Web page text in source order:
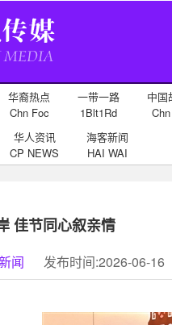
华裔热点
Chn Foc
一带一路
1Blt1Rd
中国
华人资讯
CP NEWS
海客新闻
HAI WAI
佳节同心叙亲情
闻 发布时间:2026-06-16